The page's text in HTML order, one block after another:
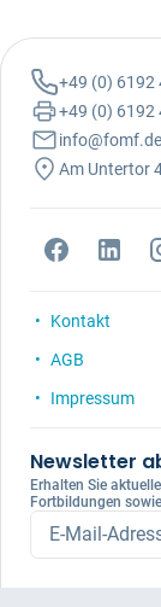
+49 (0) 6192
+49 (0) 6192
info@fomf.de
Am Untertor
Kontakt
AGB
Impressum
Newsletter
Erhalten Sie
Fortbildungen
E-Mail-